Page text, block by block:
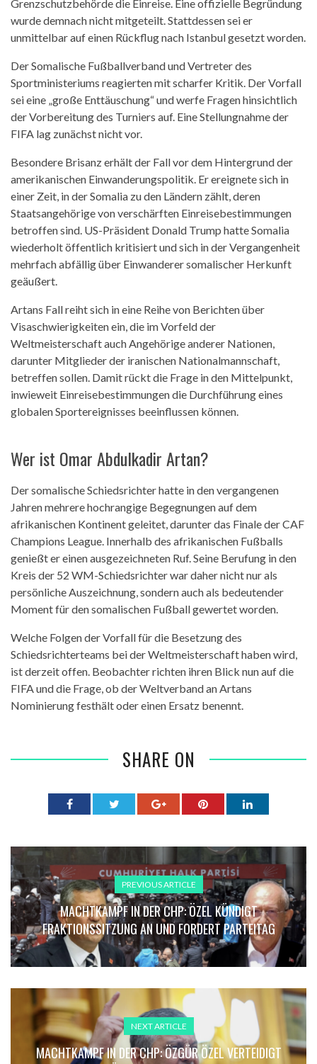
Grenzschutzbehörde die Einreise. Eine offizielle Begründung
wurde demnach nicht mitgeteilt. Stattdessen sei er
unmittelbar auf einen Rückflug nach Istanbul gesetzt worden.
Der Somalische Fußballverband und Vertreter des
Sportministeriums reagierten mit scharfer Kritik. Der Vorfall
sei eine „große Enttäuschung“ und werfe Fragen hinsichtlich
der Vorbereitung des Turniers auf. Eine Stellungnahme der
FIFA lag zunächst nicht vor.
Besondere Brisanz erhält der Fall vor dem Hintergrund der
amerikanischen Einwanderungspolitik. Er ereignete sich in
einer Zeit, in der Somalia zu den Ländern zählt, deren
Staatsangehörige von verschärften Einreisebestimmungen
betroffen sind. US-Präsident Donald Trump hatte Somalia
wiederholt öffentlich kritisiert und sich in der Vergangenheit
mehrfach abfällig über Einwanderer somalischer Herkunft
geäußert.
Artans Fall reiht sich in eine Reihe von Berichten über
Visaschwierigkeiten ein, die im Vorfeld der
Weltmeisterschaft auch Angehörige anderer Nationen,
darunter Mitglieder der iranischen Nationalmannschaft,
betreffen sollen. Damit rückt die Frage in den Mittelpunkt,
inwieweit Einreisebestimmungen die Durchführung eines
globalen Sportereignisses beeinflussen können.
Wer ist Omar Abdulkadir Artan?
Der somalische Schiedsrichter hatte in den vergangenen
Jahren mehrere hochrangige Begegnungen auf dem
afrikanischen Kontinent geleitet, darunter das Finale der CAF
Champions League. Innerhalb des afrikanischen Fußballs
genießt er einen ausgezeichneten Ruf. Seine Berufung in den
Kreis der 52 WM-Schiedsrichter war daher nicht nur als
persönliche Auszeichnung, sondern auch als bedeutender
Moment für den somalischen Fußball gewertet worden.
Welche Folgen der Vorfall für die Besetzung des
Schiedsrichterteams bei der Weltmeisterschaft haben wird,
ist derzeit offen. Beobachter richten ihren Blick nun auf die
FIFA und die Frage, ob der Weltverband an Artans
Nominierung festhält oder einen Ersatz benennt.
SHARE ON
PREVIOUS ARTICLE
MACHTKAMPF IN DER CHP: ÖZEL KÜNDIGT
FRAKTIONSSITZUNG AN UND FORDERT PARTEITAG
NEXT ARTICLE
MACHTKAMPF IN DER CHP: ÖZGÜR ÖZEL VERTEIDIGT